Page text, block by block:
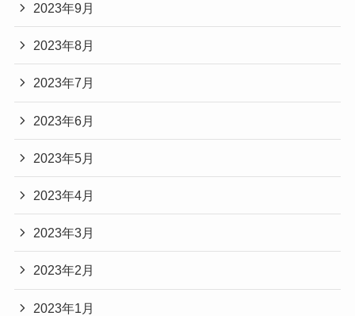
2023年9月
2023年8月
2023年7月
2023年6月
2023年5月
2023年4月
2023年3月
2023年2月
2023年1月